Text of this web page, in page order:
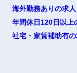
海外勤務ありの求人
年間休日120日以上
社宅・家賃補助有